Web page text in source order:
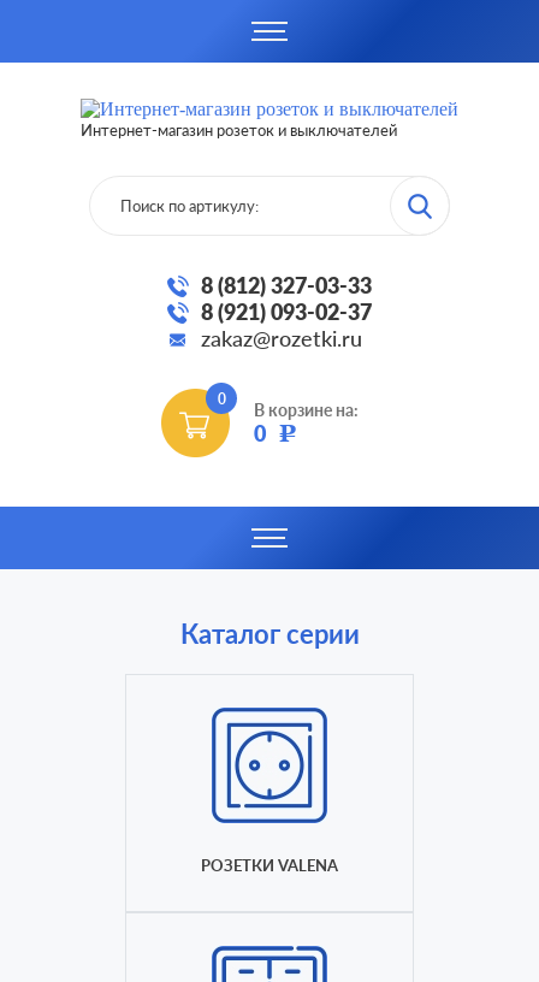
Интернет-магазин розеток и выключателей
8 (812) 327-03-33
8 (921) 093-02-37
zakaz@rozetki.ru
0
В корзине на:
0 Р
Каталог серии
РОЗЕТКИ VALENA